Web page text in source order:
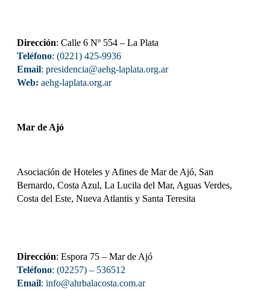
Dirección: Calle 6 Nº 554 – La Plata
Teléfono: (0221) 425-9936
Email: presidencia@aehg-laplata.org.ar
Web: aehg-laplata.org.ar
Mar de Ajó
Asociación de Hoteles y Afines de Mar de Ajó, San
Bernardo, Costa Azul, La Lucila del Mar, Aguas Verdes,
Costa del Este, Nueva Atlantis y Santa Teresita
Dirección: Espora 75 – Mar de Ajó
Teléfono: (02257) – 536512
Email: info@ahrbalacosta.com.ar